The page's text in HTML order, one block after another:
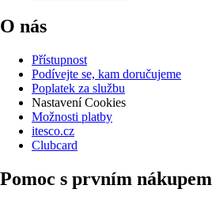
O nás
Přístupnost
Podívejte se, kam doručujeme
Poplatek za službu
Nastavení Cookies
Možnosti platby
itesco.cz
Clubcard
Pomoc s prvním nákupem